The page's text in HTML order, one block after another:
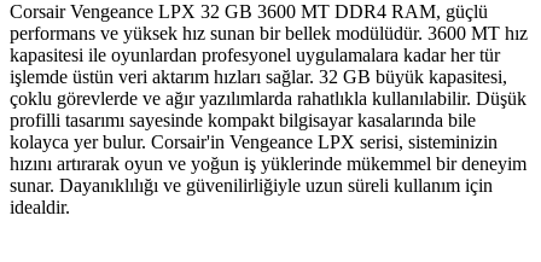
Corsair Vengeance LPX 32 GB 3600 MT DDR4 RAM, güçlü
performans ve yüksek hız sunan bir bellek modülüdür. 3600 MT hız
kapasitesi ile oyunlardan profesyonel uygulamalara kadar her tür
işlemde üstün veri aktarım hızları sağlar. 32 GB büyük kapasitesi,
çoklu görevlerde ve ağır yazılımlarda rahatlıkla kullanılabilir. Düşük
profilli tasarımı sayesinde kompakt bilgisayar kasalarında bile
kolayca yer bulur. Corsair'in Vengeance LPX serisi, sisteminizin
hızını artırarak oyun ve yoğun iş yüklerinde mükemmel bir deneyim
sunar. Dayanıklılığı ve güvenilirliğiyle uzun süreli kullanım için
idealdir.